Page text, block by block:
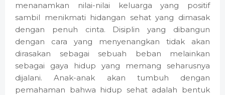
menanamkan nilai-nilai keluarga yang positif
sambil menikmati hidangan sehat yang dimasak
dengan penuh cinta. Disiplin yang dibangun
dengan cara yang menyenangkan tidak akan
dirasakan sebagai sebuah beban melainkan
sebagai gaya hidup yang memang seharusnya
dijalani. Anak-anak akan tumbuh dengan
pemahaman bahwa hidup sehat adalah bentuk